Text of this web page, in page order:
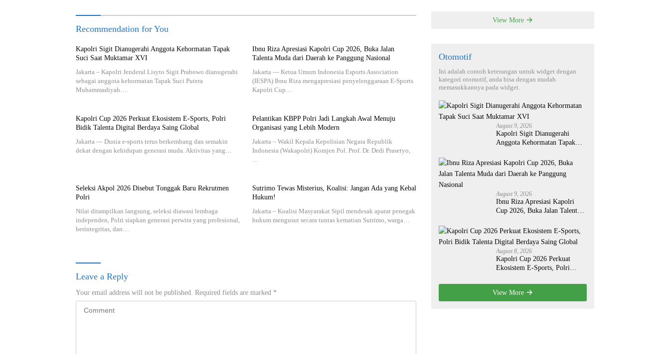
Recommendation for You
Kapolri Sigit Dianugerahi Anggota Kehormatan Tapak
Suci Saat Muktamar XVI
Jakarta – Kapolri Jenderal Lisyto Sigit Prabowo dianugerahi
sebagai anggota kehormatan Tapak Suci Putera
Muhammadiyah….
Ibnu Riza Apresiasi Kapolri Cup 2026, Buka Jalan
Talenta Muda dari Daerah ke Panggung Nasional
Jakarta — Ketua Umum Indonesia Esports Association
(IESPA) Ibnu Riza mengapresiasi penyelenggaraan E-Sports
Kapolri Cup…
Kapolri Cup 2026 Perkuat Ekosistem E-Sports, Polri
Bidik Talenta Digital Berdaya Saing Global
Jakarta — Dunia e-sports terus berkembang dan semakin
dekat dengan kehidupan generasi muda. Aktivitas yang…
Pelantikan KBPP Polri Jadi Langkah Awal Menuju
Organisasi yang Lebih Modern
Jakarta – Wakil Kepala Kepolisian Negara Republik
Indonesia (Wakapolri) Komjen Pol. Prof. Dr. Dedi Prasetyo,
…
Seleksi Akpol 2026 Disebut Tonggak Baru Rekrutmen
Polri
Nilai ditampilkan langsung, seleksi diawasi lembaga
independen, Polri siapkan generasi perwira yang profesional,
berintegritas, dan…
Sutrimo Tewas Misterius, Koalisi: Jangan Ada yang Kebal
Hukum!
Jakarta – Koalisi Masyarakat Sipil mendesak aparat penegak
hukum mengusut secara tuntas kematian Sutrimo, warga…
Leave a Reply
Your email address will not be published. Required fields are marked *
View More
Otomotif
Ini adalah contoh keterangan untuk widget dengan
kategori otomotif, anda bisa dengan mudah
memasukkannya pada widget.
August 9, 2026
Kapolri Sigit Dianugerahi
Anggota Kehormatan Tapak
August 9, 2026
Ibnu Riza Apresiasi Kapolri
Cup 2026, Buka Jalan Talenta
Nasional
August 8, 2026
Kapolri Cup 2026 Perkuat
Ekosistem E-Sports, Polri
Saing Global
View More